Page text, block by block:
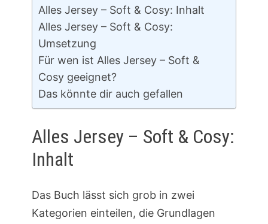
Alles Jersey – Soft & Cosy: Inhalt
Alles Jersey – Soft & Cosy:
Umsetzung
Für wen ist Alles Jersey – Soft &
Cosy geeignet?
Das könnte dir auch gefallen
Alles Jersey – Soft & Cosy:
Inhalt
Das Buch lässt sich grob in zwei
Kategorien einteilen, die Grundlagen